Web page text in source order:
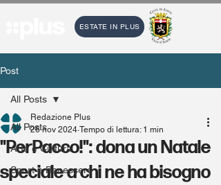
ESTATE IN PLUS
Post
All Posts
Arte e Cultura
Sport e Benessere
All Posts
"PerPacco!": dona un Natale
speciale a chi ne ha bisogno
Redazione Plus
26 nov 2024 Tempo di lettura: 1 min